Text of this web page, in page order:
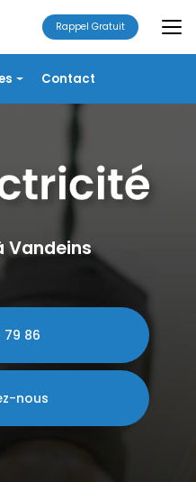
VMC
Contact
Rappel Gratuit
Vandeins
79 86
nous